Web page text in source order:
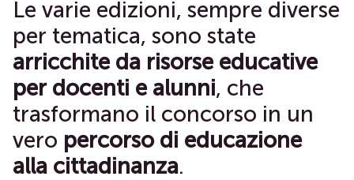
Le varie edizioni, sempre diverse
per tematica, sono state
arricchite da risorse educative
per docenti e alunni, che
trasformano il concorso in un
vero percorso di educazione
alla cittadinanza.